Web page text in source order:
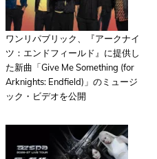
ワンリパブリック、『アークナイ
ツ：エンドフィールド』に提供し
た新曲「Give Me Something (for
Arknights: Endfield)」のミュージ
ック・ビデオを公開